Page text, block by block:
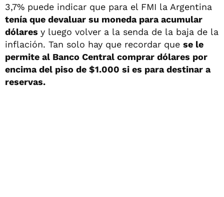
3,7% puede indicar que para el FMI la Argentina
tenía que devaluar su moneda para acumular
dólares y luego volver a la senda de la baja de la
inflación. Tan solo hay que recordar que se le
permite al Banco Central comprar dólares por
encima del piso de $1.000 si es para destinar a
reservas.